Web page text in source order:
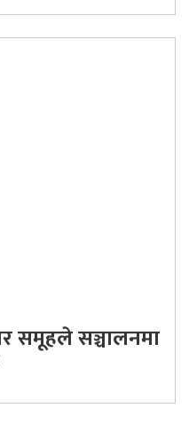
समूहले सञ्चालनमा